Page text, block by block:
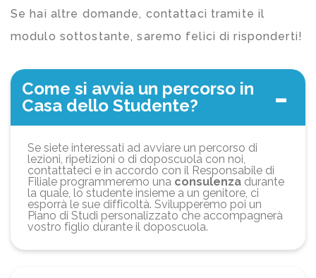
Se hai altre domande, contattaci tramite il
modulo sottostante, saremo felici di risponderti!
Come si avvia un percorso in
Casa dello Studente?
Se siete interessati ad avviare un percorso di
lezioni, ripetizioni o di doposcuola con noi,
contattateci e in accordo con il Responsabile di
Filiale programmeremo una consulenza durante
la quale, lo studente insieme a un genitore, ci
esporrà le sue difficoltà. Svilupperemo poi un
Piano di Studi personalizzato che accompagnerà
vostro figlio durante il doposcuola.